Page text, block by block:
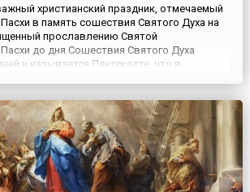
христианский праздник, отмечаемый
в память сошествия Святого Духа на
прославлению Святой
до дня Сошествия Святого Духа
и называется Пентекосте, что в
и была у...